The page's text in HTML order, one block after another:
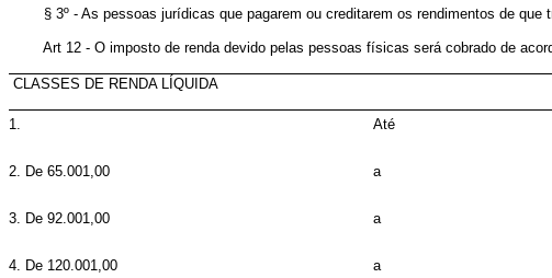
§ 3º - As pessoas jurídicas que pagarem ou creditarem os rendimentos de que
Art 12 - O imposto de renda devido pelas pessoas físicas será cobrado de
CLASSES DE RENDA LÍQUIDA
1. Até
2. De 65.001,00 a
3. De 92.001,00 a
4. De 120.001,00 a